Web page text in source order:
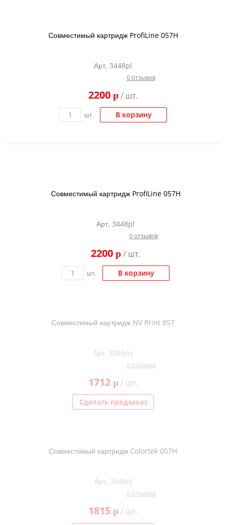
Совместимый картридж ProfiLine 057H
Арт. 3448pl
0 отзывов
2200 p/ шт.
шт. В корзину
Совместимый картридж ProfiLine 057H
Арт. 3448pl
0 отзывов
2200 p/ шт.
шт. В корзину
Совместимый картридж NV Print 057
Арт. 3945nv
0 отзывов
1712 p/ шт.
Сделать предзаказ
Совместимый картридж Colortek 057H
Арт. 3448ct
0 отзывов
1815 p/ шт.